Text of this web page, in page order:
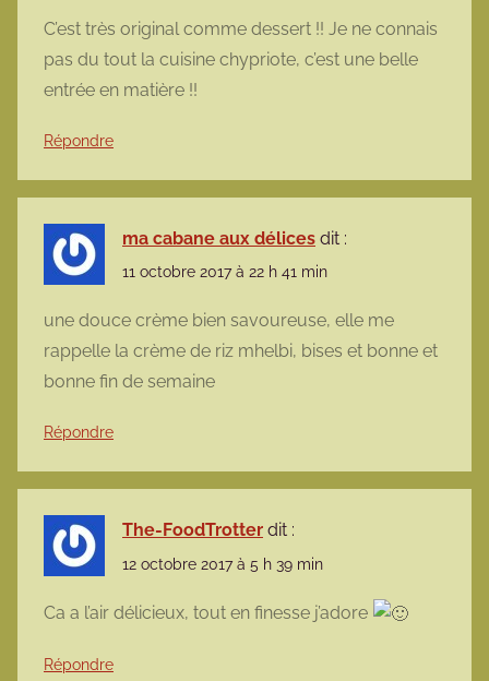
C’est très original comme dessert !! Je ne connais
pas du tout la cuisine chypriote, c’est une belle
entrée en matière !!
Répondre
ma cabane aux délices dit :
11 octobre 2017 à 22 h 41 min
une douce crème bien savoureuse, elle me
rappelle la crème de riz mhelbi, bises et bonne et
bonne fin de semaine
Répondre
The-FoodTrotter dit :
12 octobre 2017 à 5 h 39 min
Ca a l’air délicieux, tout en finesse j’adore
Répondre